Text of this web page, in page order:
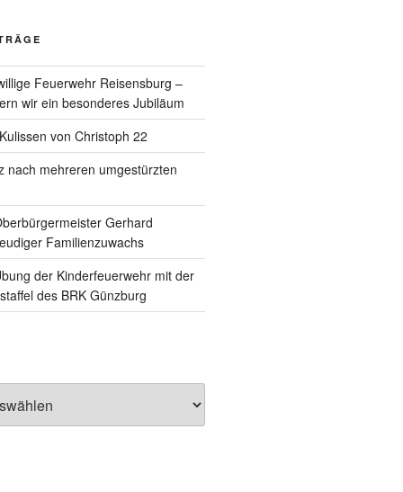
Feuerwehr Reisensburg –
wir ein besonderes Jubiläum
von Christoph 22
nach mehreren umgestürzten
Gerhard
Familienzuwachs
der Kinderfeuerwehr mit der
des BRK Günzburg